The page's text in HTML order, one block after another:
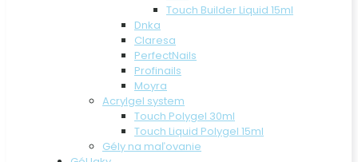
Touch Builder Liquid 15ml
Dnka
Claresa
PerfectNails
Profinails
Moyra
Acrylgel system
Touch Polygel 30ml
Touch Liquid Polygel 15ml
Gély na maľovanie